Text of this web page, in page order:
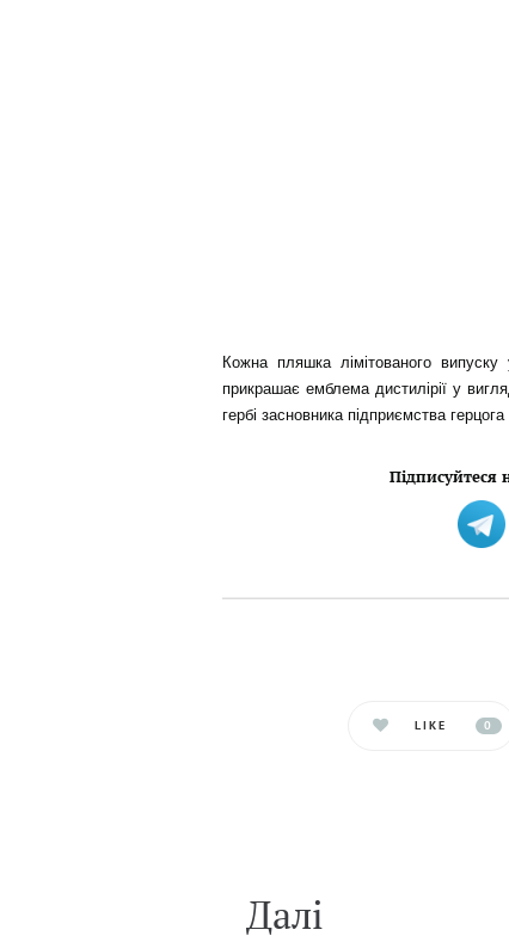
Кожна пляшка лімітованого
прикрашає емблема дистилірії у
гербі засновника підприємства
Підписуйтеся
LIKE 0
Далi